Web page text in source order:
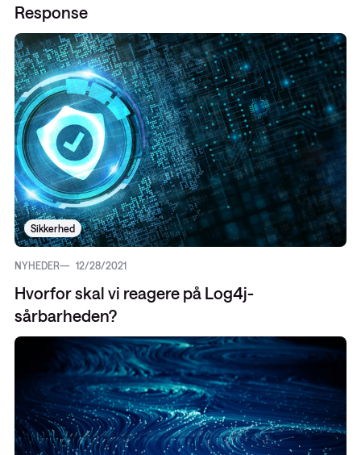
Response
Sikkerhed
NYHEDER 12/28/2021
Hvorfor skal vi reagere på Log4j-
sårbarheden?